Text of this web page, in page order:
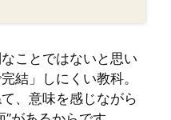
ことではないと思い
結」しにくい教科。
、意味を感じながら